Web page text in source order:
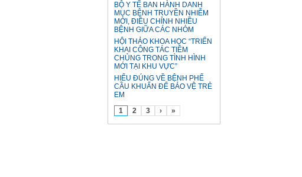
BỘ Y TẾ BAN HÀNH DANH
MỤC BỆNH TRUYỀN NHIỄM
MỚI, ĐIỀU CHỈNH NHIỀU
BỆNH GIỮA CÁC NHÓM
HỘI THẢO KHOA HỌC “TRIỂN
KHAI CÔNG TÁC TIÊM
CHỦNG TRONG TÌNH HÌNH
MỚI TẠI KHU VỰC”
HIỂU ĐÚNG VỀ BỆNH PHẾ
CẦU KHUẨN ĐỂ BẢO VỆ TRẺ
EM
1
2 3 › »